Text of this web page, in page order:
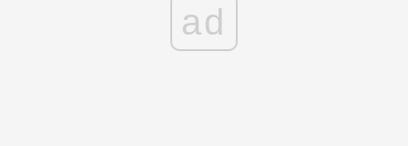
ad